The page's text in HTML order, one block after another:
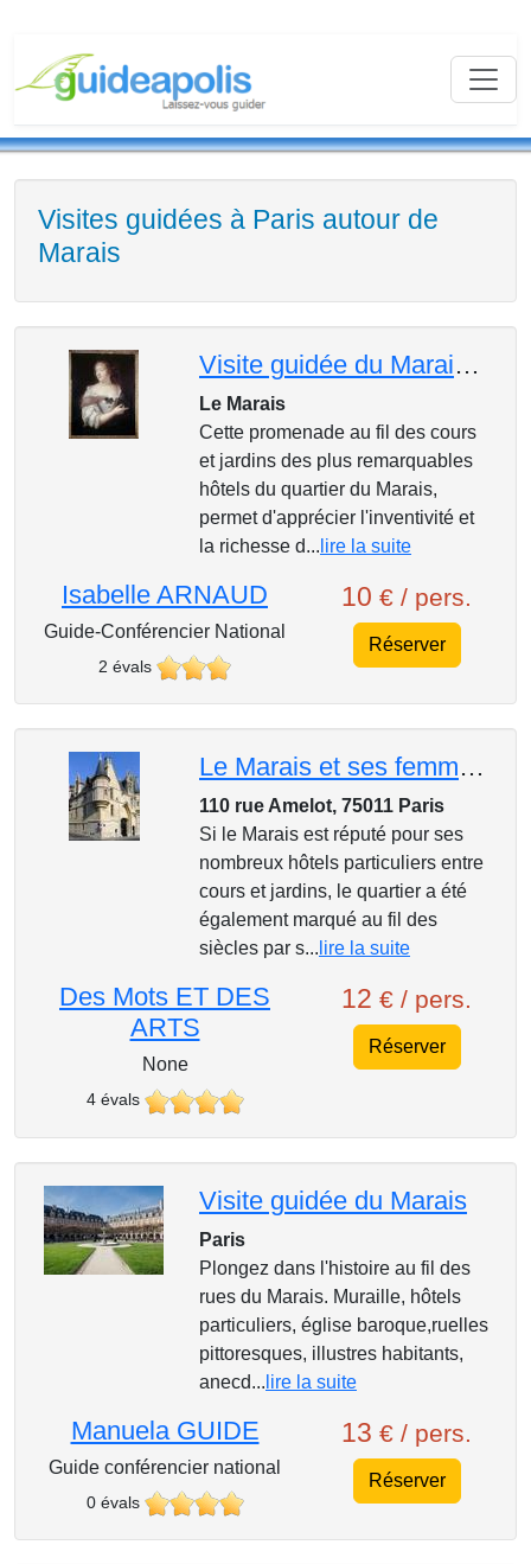
Visites guidées à Paris autour de
Marais
Visite guidée du Marais aristocratique
Le Marais
Cette promenade au fil des cours
et jardins des plus remarquables
hôtels du quartier du Marais,
permet d'apprécier l'inventivité et
la richesse d... lire la suite
Isabelle ARNAUD
Guide-Conférencier National
2 évals
10 € / pers.
Réserver
Le Marais et ses femmes mythiques
110 rue Amelot, 75011 Paris
Si le Marais est réputé pour ses
nombreux hôtels particuliers entre
cours et jardins, le quartier a été
également marqué au fil des
siècles par s... lire la suite
Des Mots ET DES
ARTS
None
4 évals
12 € / pers.
Réserver
Visite guidée du Marais
Paris
Plongez dans l'histoire au fil des
rues du Marais. Muraille, hôtels
particuliers, église baroque,ruelles
pittoresques, illustres habitants,
anecd... lire la suite
Manuela GUIDE
Guide conférencier national
0 évals
13 € / pers.
Réserver